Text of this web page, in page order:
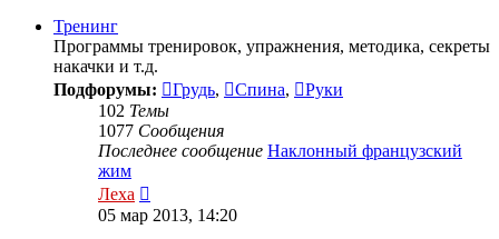
Тренинг
Программы тренировок, упражнения, методика, секреты
накачки и т.д.
Подфорумы:
Грудь, Спина,
Руки
102 Темы
1077 Сообщения
Последнее сообщение Наклонный французский
жим
Леха
к
05 мар 2013, 14:20